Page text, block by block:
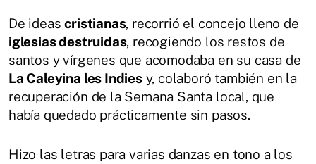
De ideascristianas, recorrió el concejo lleno de
iglesias destruidas, recogiendo los restos de
santos y vírgenes que acomodaba en su casa de
La Caleyina les Indiesy, colaboró también en la
recuperación de la Semana Santa local, que
había quedado prácticamente sin pasos.
Hizo las letras para varias danzas en tono a los